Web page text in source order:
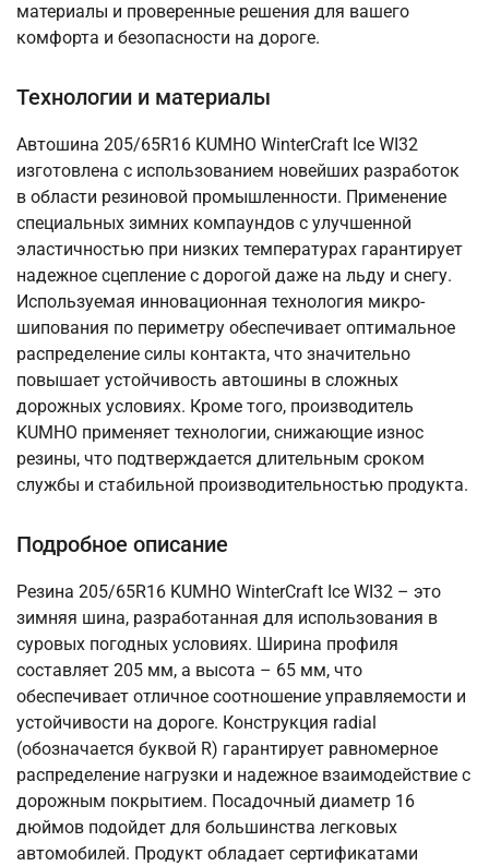
материалы и проверенные решения для вашего
комфорта и безопасности на дороге.
Технологии и материалы
Автошина 205/65R16 KUMHO WinterCraft Ice WI32
изготовлена с использованием новейших разработок
в области резиновой промышленности. Применение
специальных зимних компаундов с улучшенной
эластичностью при низких температурах гарантирует
надежное сцепление с дорогой даже на льду и снегу.
Используемая инновационная технология микро-
шипования по периметру обеспечивает оптимальное
распределение силы контакта, что значительно
повышает устойчивость автошины в сложных
дорожных условиях. Кроме того, производитель
KUMHO применяет технологии, снижающие износ
резины, что подтверждается длительным сроком
службы и стабильной производительностью продукта.
Подробное описание
Резина 205/65R16 KUMHO WinterCraft Ice WI32 – это
зимняя шина, разработанная для использования в
суровых погодных условиях. Ширина профиля
составляет 205 мм, а высота – 65 мм, что
обеспечивает отличное соотношение управляемости и
устойчивости на дороге. Конструкция radial
(обозначается буквой R) гарантирует равномерное
распределение нагрузки и надежное взаимодействие с
дорожным покрытием. Посадочный диаметр 16
дюймов подойдет для большинства легковых
автомобилей. Продукт обладает сертификатами